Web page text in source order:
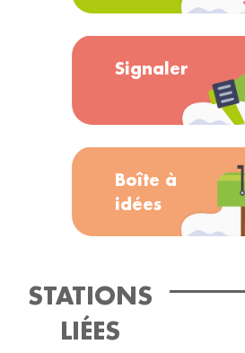
Signaler
Boîte à
idées
STATIONS
LIÉES